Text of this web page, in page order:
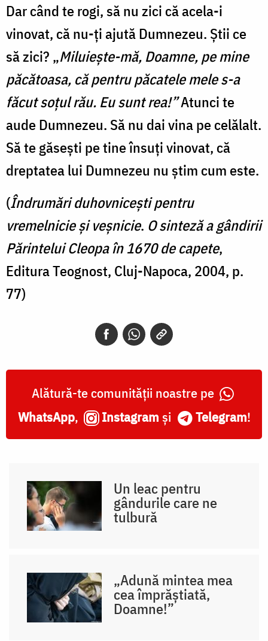
Dar când te rogi, să nu zici că acela-i
vinovat, că nu-ţi ajută Dumnezeu. Știi ce
să zici? „Miluieşte-mă, Doamne, pe mine
păcătoasa, că pentru păcatele mele s-a
făcut soţul rău. Eu sunt rea!”Atunci te
aude Dumnezeu. Să nu dai vina pe celălalt.
Să te găseşti pe tine însuți vinovat, că
dreptatea lui Dumnezeu nu ştim cum este.
(Îndrumări duhovnicești pentru
vremelnicie și veșnicie. O sinteză a gândirii
Părintelui Cleopa în 1670 de capete,
Editura Teognost, Cluj-Napoca, 2004, p.
77)
Alătură-te comunității noastre pe
WhatsApp, Instagram și Telegram!
Un leac pentru
gândurile care ne
tulbură
„Adună mintea mea
cea împrăștiată,
Doamne!”